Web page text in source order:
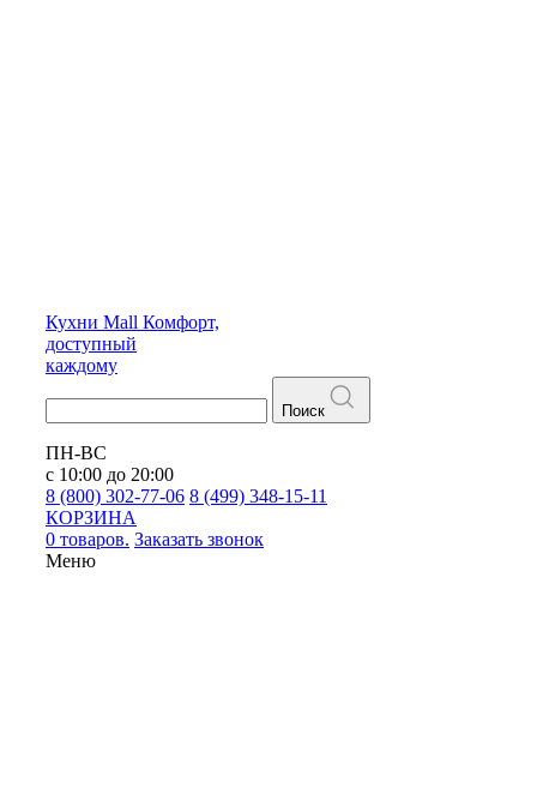
Кухни Mall Комфорт,
доступный
каждому
Поиск
ПН-ВС
с 10:00 до 20:00
8 (800) 302-77-06 8 (499) 348-15-11
КОРЗИНА
0 товаров. Заказать звонок
Меню